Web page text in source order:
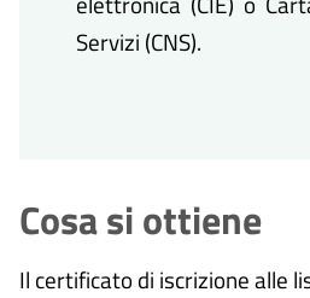
Servizi (CNS).
Cosa si ottiene
Il certificato di iscrizione alle